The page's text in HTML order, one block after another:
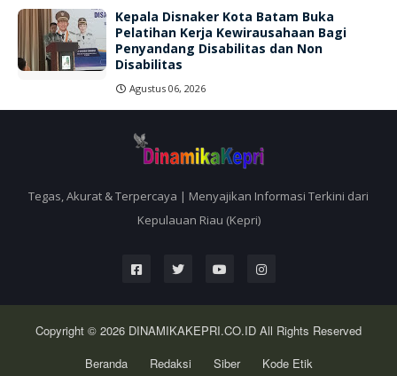
Kepala Disnaker Kota Batam Buka
Pelatihan Kerja Kewirausahaan Bagi
Penyandang Disabilitas dan Non
Disabilitas
Agustus 06, 2026
Tegas, Akurat & Terpercaya | Menyajikan Informasi Terkini dari
Kepulauan Riau (Kepri)
Copyright © 2026 DINAMIKAKEPRI.CO.ID All Rights Reserved
Beranda
Redaksi Siber Kode Etik